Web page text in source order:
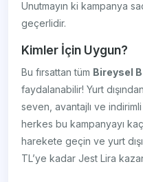
Unutmayın ki kampanya
geçerlidir.
Kimler İçin Uygun?
Bu fırsattan tüm Bireysel
faydalanabilir! Yurt
seven, avantajlı ve
herkes bu kampanyayı
harekete geçin ve yurt
TL’ye kadar Jest Lira